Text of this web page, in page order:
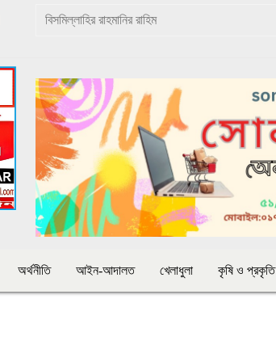
অর্থনীতি আইন-আদালত খেলাধুলা কৃষি ও প্রকৃতি